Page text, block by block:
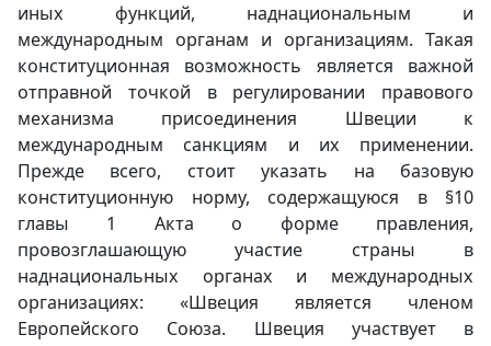
иных функций, наднациональным и
международным органам и организациям. Такая
конституционная возможность является важной
отправной точкой в регулировании правового
механизма присоединения Швеции к
международным санкциям и их применении.
Прежде всего, стоит указать на базовую
конституционную норму, содержащуюся в §10
главы 1 Акта о форме правления,
провозглашающую участие страны в
наднациональных органах и международных
организациях: «Швеция является членом
Европейского Союза. Швеция участвует в